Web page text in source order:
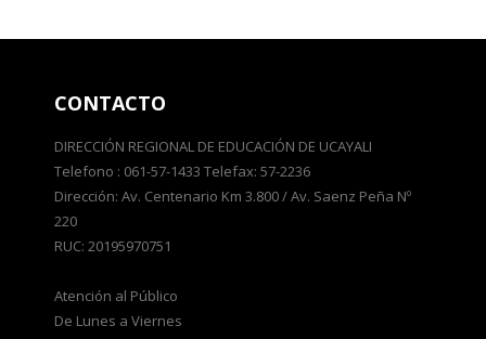
CONTACTO
DIRECCIÓN REGIONAL DE EDUCACIÓN DE UCAYALI
Telefono : 061-57-1433 Telefax: 57-2236
Dirección: Av. Centenario Km 3.800 / Av. Saenz Peña Nº
220
RUC: 20195970751
Atención al Público
De Lunes a Viernes